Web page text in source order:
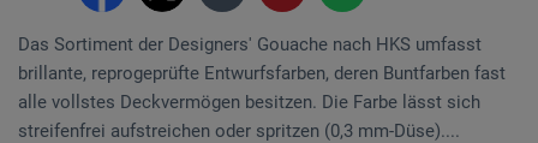
Das Sortiment der Designers' Gouache nach HKS umfasst
brillante, reprogeprüfte Entwurfsfarben, deren Buntfarben fast
alle vollstes Deckvermögen besitzen. Die Farbe lässt sich
streifenfrei aufstreichen oder spritzen (0,3 mm-Düse)....